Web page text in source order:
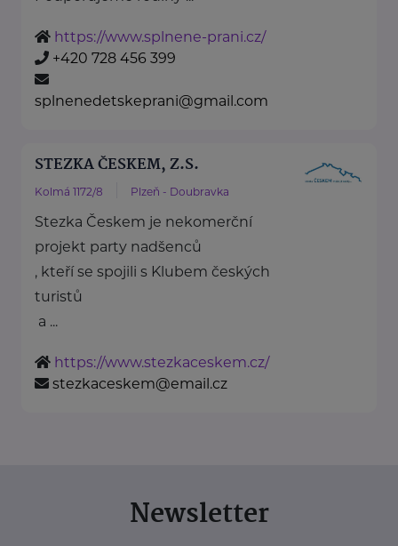
https://www.splnene-prani.cz/
+420 728 456 399
splnenedetskeprani@gmail.com
STEZKA ČESKEM, Z.S.
Kolmá 1172/8 Plzeň - Doubravka
Stezka Českem je nekomerční
projekt party nadšenců
, kteří se spojili s Klubem českých
turistů
a ...
https://www.stezkaceskem.cz/
stezkaceskem@email.cz
Newsletter